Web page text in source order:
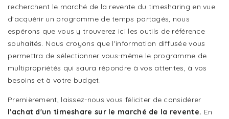
recherchent le marché de la revente du timesharing en vue
d'acquérir un programme de temps partagés, nous
espérons que vous y trouverez ici les outils de référence
souhaités. Nous croyons que l'information diffusée vous
permettra de sélectionner vous-même le programme de
multipropriétés qui saura répondre à vos attentes, à vos
besoins et à votre budget.
Premièrement, laissez-nous vous féliciter de considérer
l'achat d'un timeshare sur le marché de la revente. En